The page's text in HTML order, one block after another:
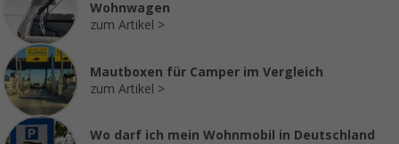
Wohnwagen
zum Artikel
Mautboxen für Camper im Vergleich
zum Artikel
Wo darf ich mein Wohnmobil in Deutschland